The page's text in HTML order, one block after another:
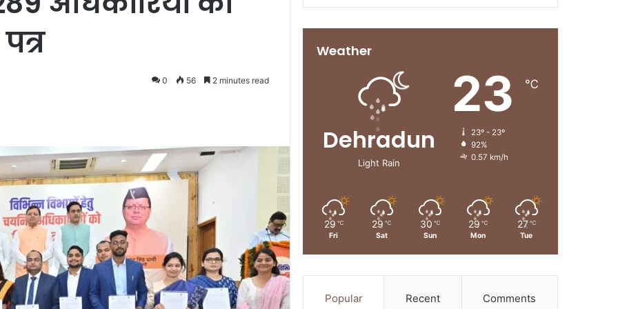
0 56 2 minutes read
Weather
Dehradun
Light Rain
23 ℃
23º - 23º
92%
0.57 km/h
29 ℃
Fri
29 ℃
Sat
30 ℃
Sun
29 ℃
Mon
27 ℃
Tue
Popular Recent Comments